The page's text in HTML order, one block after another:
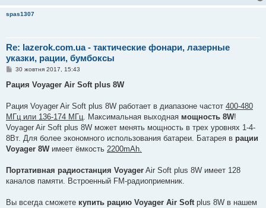
spas1307
Re: lazerok.com.ua - тактические фонари, лазерные
указки, рации, бумбоксы
П
в
о
л
е
н
н
я
30 жовтня 2017, 15:43
Рация Voyager Air Soft plus 8W
Рация Voyager Air Soft plus 8W работает в диапазоне частот 400-480
МГц или 136-174 МГц. Максимальная выходная мощность 8W!
Voyager Air Soft plus 8W может менять мощность в трех уровнях 1-4-
8Вт. Для более экономного использования батареи. Батарея в рации
Voyager 8Wимеет ёмкость 2200mAh.
Портативная радиостанция Voyager Air Soft plus 8W имеет 128
каналов памяти. Встроенный FM-радиоприемник.
Вы всегда сможете купить рацию Voyager Air Softplus 8W в нашем